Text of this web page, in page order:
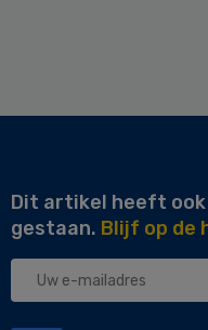
Dit artikel heeft
gestaan. Blijf op de
Uw